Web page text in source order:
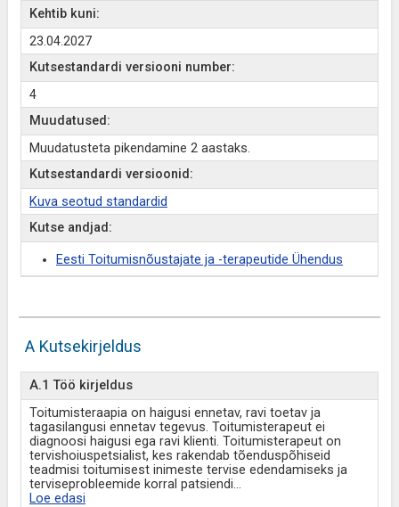
Kehtib kuni:
23.04.2027
Kutsestandardi versiooni number:
4
Muudatused:
Muudatusteta pikendamine 2 aastaks.
Kutsestandardi versioonid:
Kuva seotud standardid
Kutse andjad:
Eesti Toitumisnõustajate ja -terapeutide Ühendus
A Kutsekirjeldus
A.1 Töö kirjeldus
Toitumisteraapia on haigusi ennetav, ravi toetav ja
tagasilangusi ennetav tegevus. Toitumisterapeut ei
diagnoosi haigusi ega ravi klienti. Toitumisterapeut on
tervishoiuspetsialist, kes rakendab tõenduspõhiseid
teadmisi toitumisest inimeste tervise edendamiseks ja
terviseprobleemide korral patsiendi...
Loe edasi